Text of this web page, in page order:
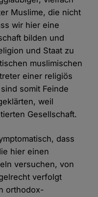
Muslime, die nicht
wir hier eine
bilden und
und Staat zu
muslimischen
einer religiös
somit Feinde
weil
Gesellschaft.
dass
hier einen
versuchen, von
verfolgt
orthodox-